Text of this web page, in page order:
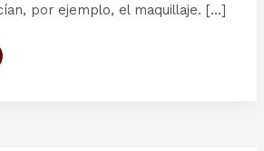
por ejemplo, el maquillaje. […]